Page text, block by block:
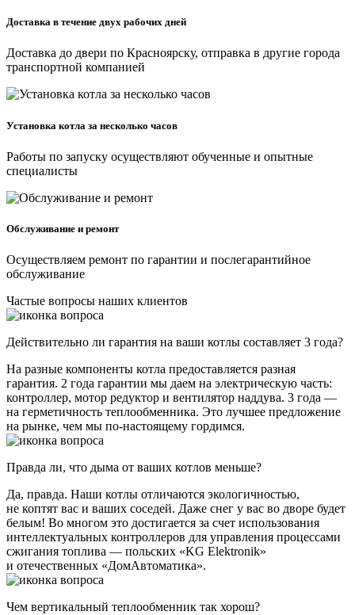
Доставка в течение двух рабочих дней
Доставка до двери по Красноярску, отправка в другие города
транспортной компанией
Установка котла за несколько часов
Работы по запуску осуществляют обученные и опытные
специалисты
Обслуживание и ремонт
Осуществляем ремонт по гарантии и послегарантийное
обслуживание
Частые вопросы наших клиентов
Действительно ли гарантия на ваши котлы составляет 3 года?
На разные компоненты котла предоставляется разная
гарантия. 2 года гарантии мы даем на электрическую часть:
контроллер, мотор редуктор и вентилятор наддува. 3 года —
на герметичность теплообменника. Это лучшее предложение
на рынке, чем мы по-настоящему гордимся.
Правда ли, что дыма от ваших котлов меньше?
Да, правда. Наши котлы отличаются экологичностью,
не коптят вас и ваших соседей. Даже снег у вас во дворе будет
белым! Во многом это достигается за счет использования
интеллектуальных контроллеров для управления процессами
сжигания топлива — польских «KG Elektronik»
и отечественных «ДомАвтоматика».
Чем вертикальный теплообменник так хорош?